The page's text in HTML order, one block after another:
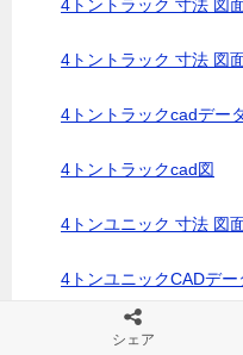
4トントラック 寸法 図
4トントラック 寸法 図
4トントラックcadデー
4トントラックcad図
4トンユニック 寸法 図
4トンユニックCADデー
4トンユニック寸法図
シェア